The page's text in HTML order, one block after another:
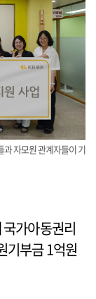
자모원 관계자들이 기
국가아동권리
기부금 1억원